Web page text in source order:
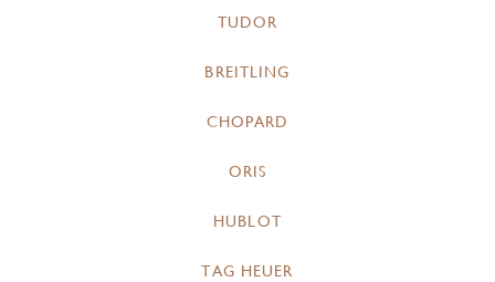
TUDOR
BREITLING
CHOPARD
ORIS
HUBLOT
TAG HEUER